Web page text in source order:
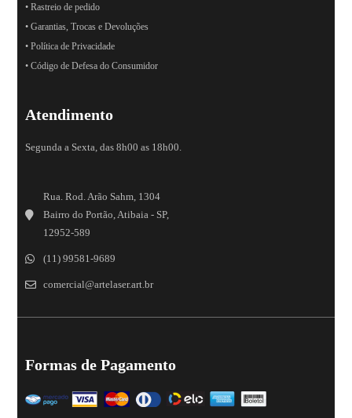
• Rastreio de pedido
• Garantias, Trocas e Devoluções
• Política de Privacidade
• Código de Defesa do Consumidor
Atendimento
Segunda a Sexta, das 8h00 as 18h00.
Rua. Rod. Arão Sahm, 1304
Bairro do Portão, Atibaia - SP,
12952-589
(11) 99581-9689
comercial@artelaser.art.br
Formas de Pagamento